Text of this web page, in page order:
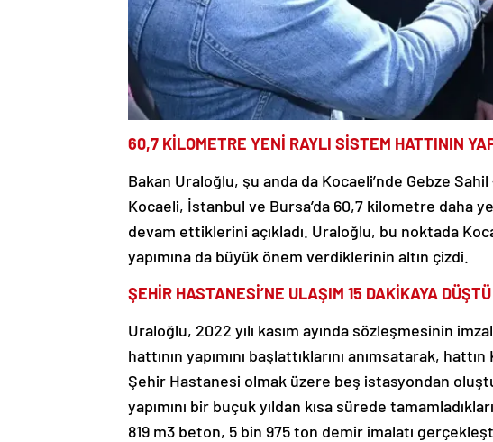
60,7 KİLOMETRE YENİ RAYLI SİSTEM HATTININ
Bakan Uraloğlu, şu anda da Kocaeli’nde Gebze
Kocaeli, İstanbul ve Bursa’da 60,7 kilometre daha
devam ettiklerini açıkladı. Uraloğlu, bu noktada
yapımına da büyük önem verdiklerinin altın çizdi.
ŞEHİR HASTANESİ’NE ULAŞIM 15 DAKİKAYA DÜŞTÜ
Uraloğlu, 2022 yılı kasım ayında sözleşmesinin
hattının yapımını başlattıklarını anımsatarak,
Şehir Hastanesi olmak üzere beş istasyondan
yapımını bir buçuk yıldan kısa sürede
819 m3 beton, 5 bin 975 ton demir imalatı